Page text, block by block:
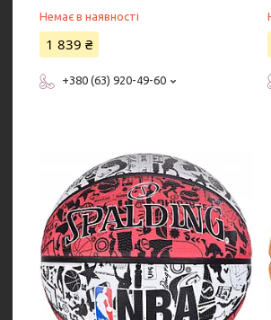
Немає в наявності
1 839 ₴
+380 (63) 920-49-60